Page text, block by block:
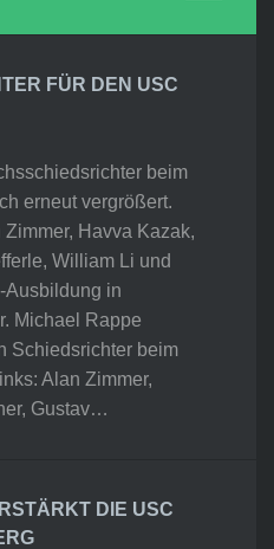
FÜR DEN USC
beim
erneut vergrößert.
Havva Kazak,
William Li und
Ausbildung in
Michael Rappe
Schiedsrichter beim
Alan Zimmer,
Gustav…
DIE USC